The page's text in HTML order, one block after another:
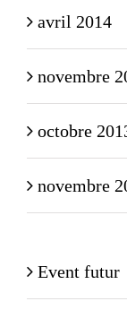
avril 2014
novembre
octobre
novembre
Event futur